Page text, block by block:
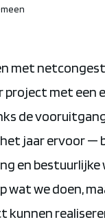
met
met een
de
jaar ervoor —
en bestuurlijke
wat we doen,